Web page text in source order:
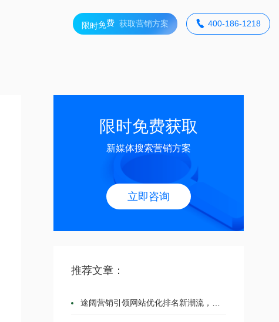
限时免费 获取营销方案  400-186-1218
限时免费获取
新媒体搜索营销方案
立即咨询
推荐文章：
途阔营销引领网站优化排名新潮流，助力企业数